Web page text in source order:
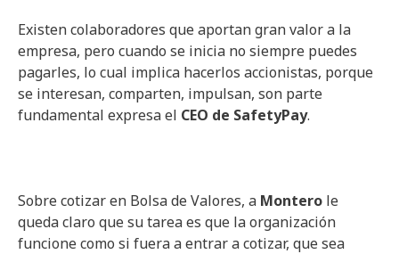
Existen colaboradores que aportan gran valor a la
empresa, pero cuando se inicia no siempre puedes
pagarles, lo cual implica hacerlos accionistas, porque
se interesan, comparten, impulsan, son parte
fundamental expresa el CEO de SafetyPay.
Sobre cotizar en Bolsa de Valores, a Montero le
queda claro que su tarea es que la organización
funcione como si fuera a entrar a cotizar, que sea